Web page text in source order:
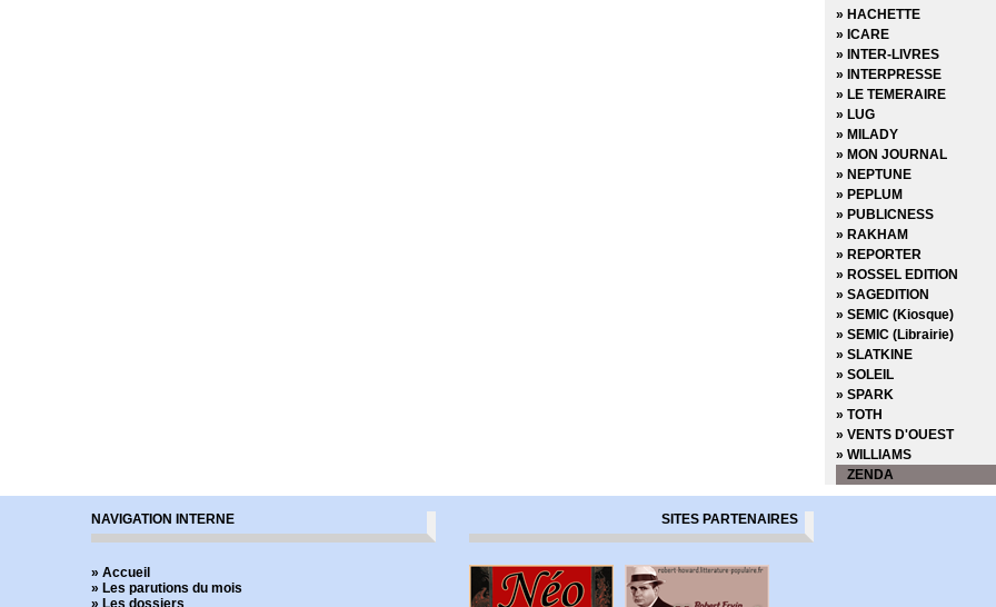
» HACHETTE
» ICARE
» INTER-LIVRES
» INTERPRESSE
» LE TEMERAIRE
» LUG
» MILADY
» MON JOURNAL
» NEPTUNE
» PEPLUM
» PUBLICNESS
» RAKHAM
» REPORTER
» ROSSEL EDITION
» SAGEDITION
» SEMIC (Kiosque)
» SEMIC (Librairie)
» SLATKINE
» SOLEIL
» SPARK
» TOTH
» VENTS D'OUEST
» WILLIAMS
ZENDA
NAVIGATION INTERNE
» Accueil
» Les parutions du mois
» Les dossiers
SITES PARTENAIRES